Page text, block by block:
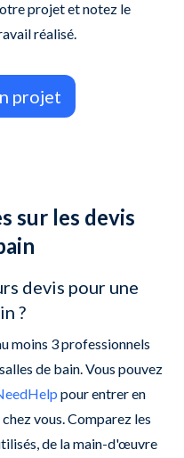
projet et notez le
réalisé.
projet
sur les devis
devis pour une
?
moins 3 professionnels
de bain. Vous pouvez
pour entrer en
vous. Comparez les
de la main-d'œuvre